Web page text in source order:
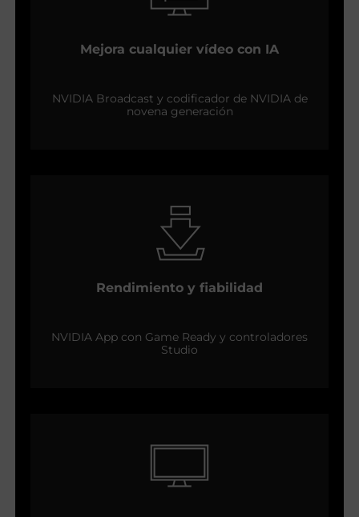
Mejora cualquier vídeo con IA
NVIDIA Broadcast y codificador de NVIDIA de
novena generación
Rendimiento y fiabilidad
NVIDIA App con Game Ready y controladores
Studio